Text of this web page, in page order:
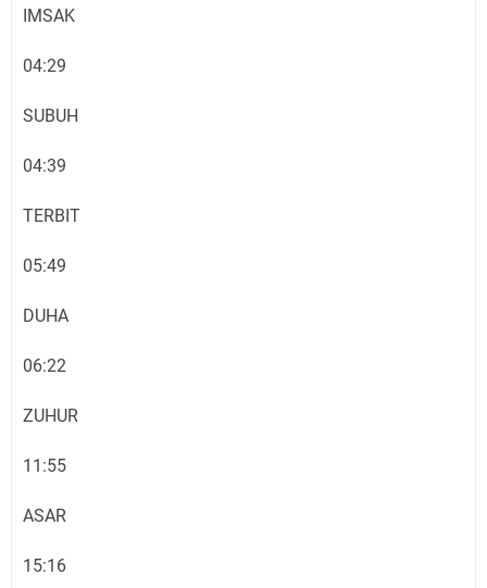
IMSAK
04:29
SUBUH
04:39
TERBIT
05:49
DUHA
06:22
ZUHUR
11:55
ASAR
15:16